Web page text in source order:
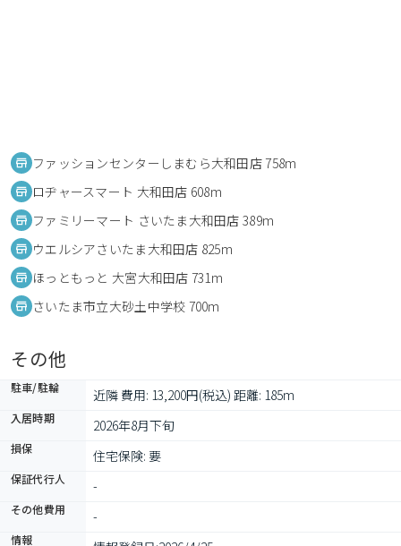
ファッションセンターしまむら大和田店 758m
ロヂャースマート 大和田店 608m
ファミリーマート さいたま大和田店 389m
ウエルシアさいたま大和田店 825m
ほっともっと 大宮大和田店 731m
さいたま市立大砂土中学校 700m
その他
駐車/駐輪 近隣 費用: 13,200円(税込) 距離: 185m
入居時期 2026年8月下旬
損保 住宅保険: 要
保証代行人 -
その他費用 -
情報